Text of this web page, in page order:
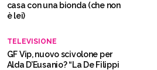
casa con una bionda (che non
è lei)
TELEVISIONE
GF Vip, nuovo scivolone per
Alda D’Eusanio? “La De Filippi